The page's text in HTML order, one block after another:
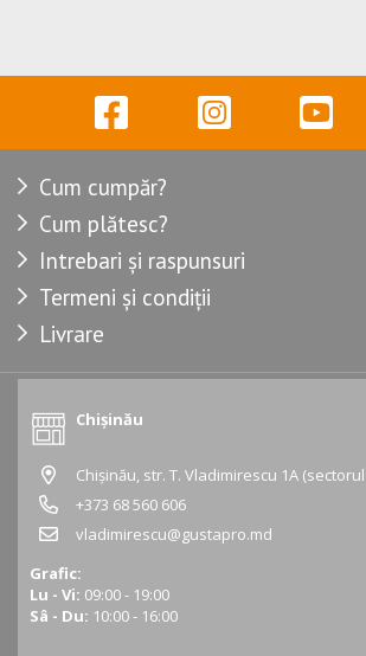
Cum cumpăr?
Cum plătesc?
Intrebari și raspunsuri
Termeni și condiții
Livrare
Chișinău
Chișinău, str. T. Vladimirescu 1A
+373 68 560 606
vladimirescu@gustapro.md
Grafic:
Lu - Vi: 09:00 - 19:00
Sâ - Du: 10:00 - 16:00